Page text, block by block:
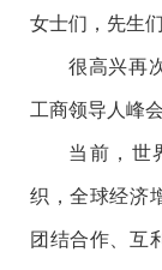
女士们，先生
很高兴再
工商领导人峰会
当前，世
织，全球经济
团结合作、互